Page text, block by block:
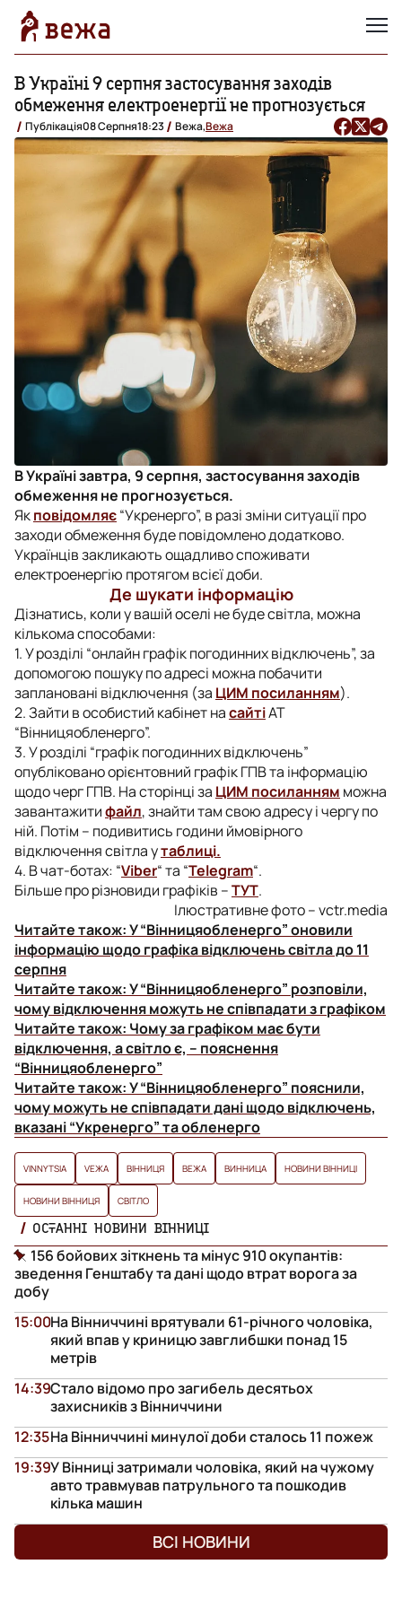
В Україні 9 серпня застосування заходів
обмеження електроенергії не прогнозується
Публікація08 Серпня18:23 Вежа,Вежа
В Україні завтра, 9 серпня, застосування заходів
обмеження не прогнозується.
Якповідомляє“Укренерго”, в разі зміни ситуації про
заходи обмеження буде повідомлено додатково.
Українців закликають ощадливо споживати
електроенергію протягом всієї доби.
Де шукати інформацію
Дізнатись, коли у вашій оселі не буде світла, можна
кількома способами:
1. У розділі “онлайн графік погодинних відключень”, за
допомогою пошуку по адресі можна побачити
заплановані відключення (за ЦИМ посиланням).
2. Зайти в особистий кабінет насайтіАТ
“Вінницяобленерго”.
3. У розділі “графік погодинних відключень”
опубліковано орієнтовний графік ГПВ та інформацію
щодо черг ГПВ. На сторінці за ЦИМ посиланням можна
завантажитифайл, знайти там свою адресу і чергу по
ній. Потім – подивитись години ймовірного
відключення світла утаблиці.
4. В чат-ботах: “Viber“ та “Telegram“.
Більше про різновиди графіків –ТУТ.
Ілюстративне фото – vctr.media
Читайте також:У “Вінницяобленерго” оновили
інформацію щодо графіка відключень світла до 11
серпня
Читайте також:У “Вінницяобленерго” розповіли,
чому відключення можуть не співпадати з графіком
Читайте також: Чому за графіком має бути
відключення, а світло є, – пояснення
“Вінницяобленерго”
Читайте також:У “Вінницяобленерго” пояснили,
чому можуть не співпадати дані щодо відключень,
вказані “Укренерго” та обленерго
VINNYTSIA VЕЖА ВІННИЦЯ ВЕЖА ВИННИЦА НОВИНИ ВІННИЦІ
НОВИНИ ВІННИЦЯ СВІТЛО
ОСТАННІ НОВИНИ ВІННИЦІ
156 бойових зіткнень та мінус 910 окупантів:
зведення Генштабу та дані щодо втрат ворога за
добу
На Вінниччині врятували 61-річного чоловіка,
який впав у криницю завглибшки понад 15
метрів
15:00
Стало відомо про загибель десятьох
захисників з Вінниччини
14:39
На Вінниччині минулої доби сталось 11 пожеж
12:35
У Вінниці затримали чоловіка, який на чужому
авто травмував патрульного та пошкодив
кілька машин
19:39
ВСІ НОВИНИ